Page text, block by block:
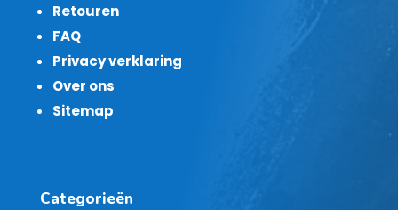
Retouren
FAQ
Privacy verklaring
Over ons
Sitemap
Categorieën